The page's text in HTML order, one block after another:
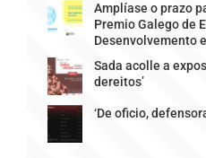
Amplíase o prazo
Premio Galego de
Desenvolvemento
Sada acolle a
dereitos’
‘De oficio,